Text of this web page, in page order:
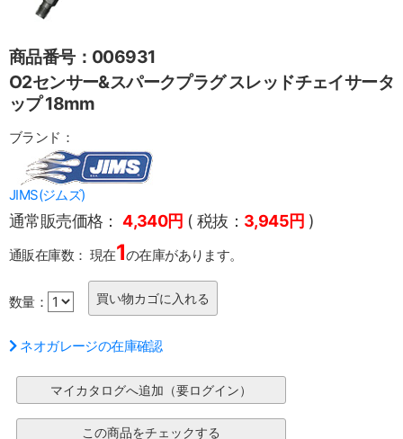
商品番号：006931
O2センサー&スパークプラグ スレッドチェイサータ
ップ 18mm
ブランド：
JIMS(ジムズ)
通常販売価格： 4,340円 ( 税抜： 3,945円 )
通販在庫数： 現在1の在庫があります。
数量：
ネオガレージの在庫確認